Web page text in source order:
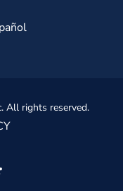
All rights reserved.